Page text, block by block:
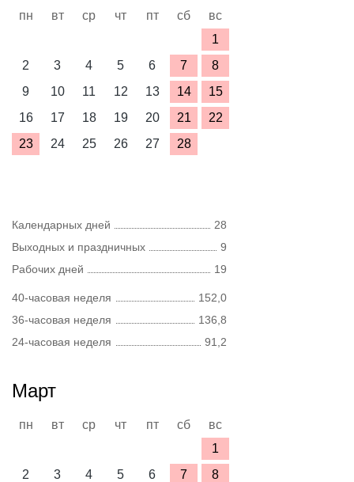
пн вт ср чт пт сб
вс
1
2
3 4 5 6 7
8
9
10 11 12 13 14
15
16
17 18 19 20 21
22
23
24 25 26 27 28
Календарных дней
28
Выходных и праздничных
9
Рабочих дней
19
40-часовая неделя
152,0
36-часовая неделя
136,8
24-часовая неделя
91,2
Март
пн вт ср чт пт сб
вс
1
2
3 4 5 6 7
8